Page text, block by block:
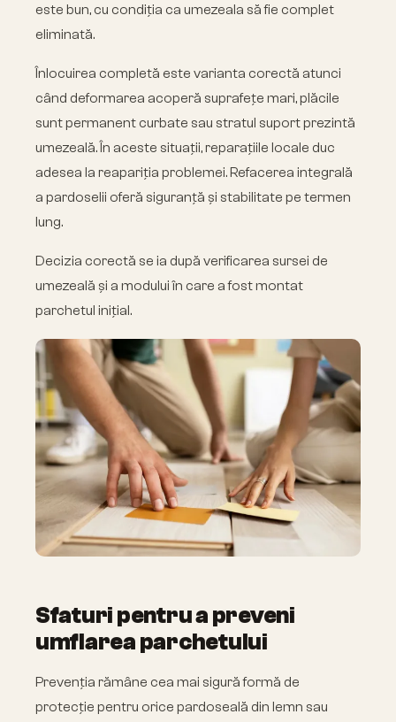
este bun, cu condiția ca umezeala să fie complet
eliminată.
Înlocuirea completă este varianta corectă atunci
când deformarea acoperă suprafețe mari, plăcile
sunt permanent curbate sau stratul suport prezintă
umezeală. În aceste situații, reparațiile locale duc
adesea la reapariția problemei. Refacerea integrală
a pardoselii oferă siguranță și stabilitate pe termen
lung.
Decizia corectă se ia după verificarea sursei de
umezeală și a modului în care a fost montat
parchetul inițial.
Sfaturi pentru a preveni
umflarea parchetului
Prevenția rămâne cea mai sigură formă de
protecție pentru orice pardoseală din lemn sau